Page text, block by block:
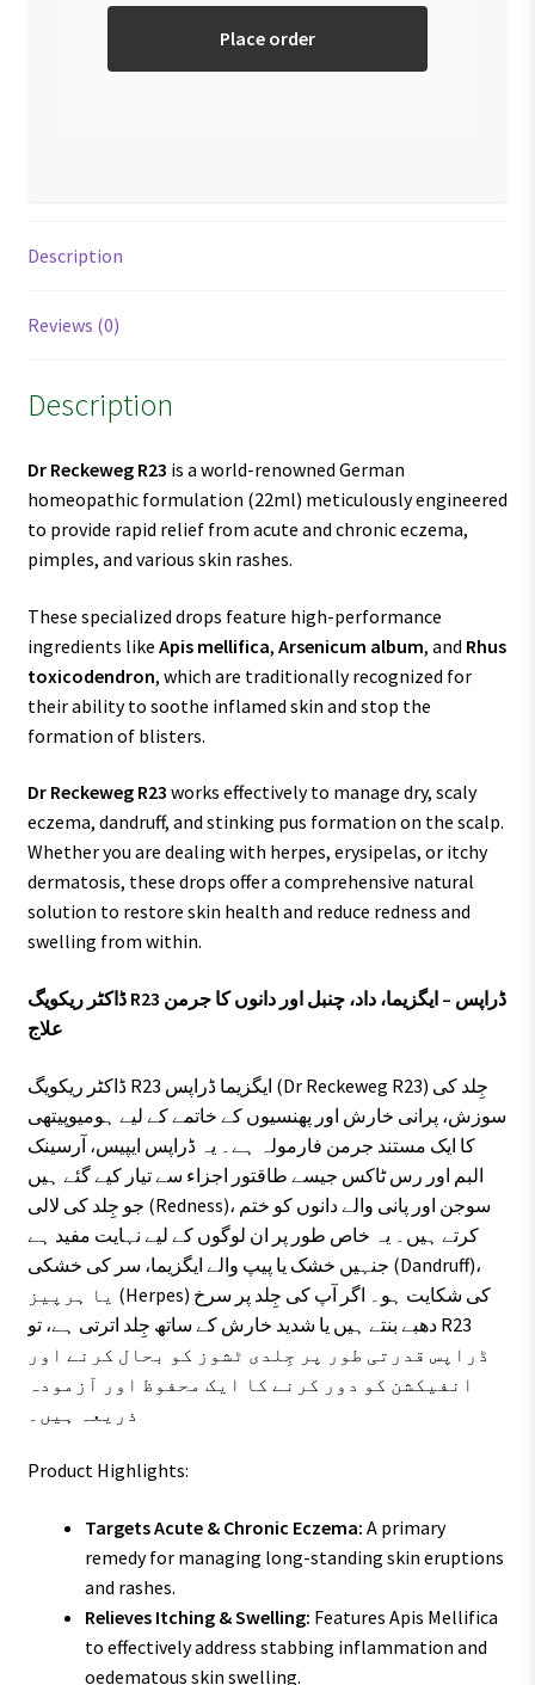
Place order
Description
Reviews (0)
Description
Dr Reckeweg R23 is a world-renowned German
homeopathic formulation (22ml) meticulously engineered
to provide rapid relief from acute and chronic eczema,
pimples, and various skin rashes.
These specialized drops feature high-performance
ingredients like Apis mellifica, Arsenicum album, and Rhus
toxicodendron, which are traditionally recognized for
their ability to soothe inflamed skin and stop the
formation of blisters.
Dr Reckeweg R23 works effectively to manage dry, scaly
eczema, dandruff, and stinking pus formation on the scalp.
Whether you are dealing with herpes, erysipelas, or itchy
dermatosis, these drops offer a comprehensive natural
solution to restore skin health and reduce redness and
swelling from within.
ڈاکٹر ریکویگ R23 ڈراپس – ایگزیما، داد، چنبل اور دانوں کا جرمن
علاج
ڈاکٹر ریکویگ R23 ایگزیما ڈراپس (Dr Reckeweg R23) جِلد کی
سوزش، پرانی خارش اور پھنسیوں کے خاتمے کے لیے ہومیوپیتھی
کا ایک مستند جرمن فارمولہ ہے۔ یہ ڈراپس ایپیس، آرسینک
البم اور رس ٹاکس جیسے طاقتور اجزاء سے تیار کیے گئے ہیں
جو جِلد کی لالی (Redness)، سوجن اور پانی والے دانوں کو ختم
کرتے ہیں۔ یہ خاص طور پر ان لوگوں کے لیے نہایت مفید ہے
جنہیں خشک یا پیپ والے ایگزیما، سر کی خشکی (Dandruff)،
یا ہرپیز (Herpes) کی شکایت ہو۔ اگر آپ کی جِلد پر سرخ
دھبے بنتے ہیں یا شدید خارش کے ساتھ جِلد اترتی ہے، تو R23
ڈراپس قدرتی طور پر جِلدی ٹشوز کو بحال کرنے اور
انفیکشن کو دور کرنے کا ایک محفوظ اور آزمودہ
ذریعہ ہیں۔
Product Highlights:
Targets Acute & Chronic Eczema: A primary
remedy for managing long-standing skin eruptions
and rashes.
Relieves Itching & Swelling: Features Apis Mellifica
to effectively address stabbing inflammation and
oedematous skin swelling.